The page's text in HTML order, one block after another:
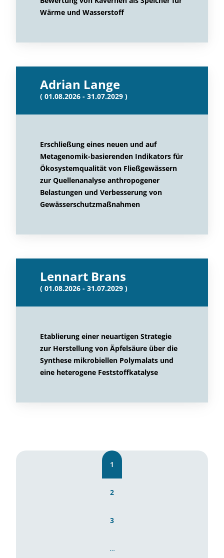
Wärme und Wasserstoff
Adrian Lange
( 01.08.2026 - 31.07.2029 )
Erschließung eines neuen und auf
Metagenomik-basierenden Indikators für
Ökosystemqualität von Fließgewässern
zur Quellenanalyse anthropogener
Belastungen und Verbesserung von
Gewässerschutzmaßnahmen
Lennart Brans
( 01.08.2026 - 31.07.2029 )
Etablierung einer neuartigen Strategie
zur Herstellung von Äpfelsäure über die
Synthese mikrobiellen Polymalats und
eine heterogene Feststoffkatalyse
1
2
3
…